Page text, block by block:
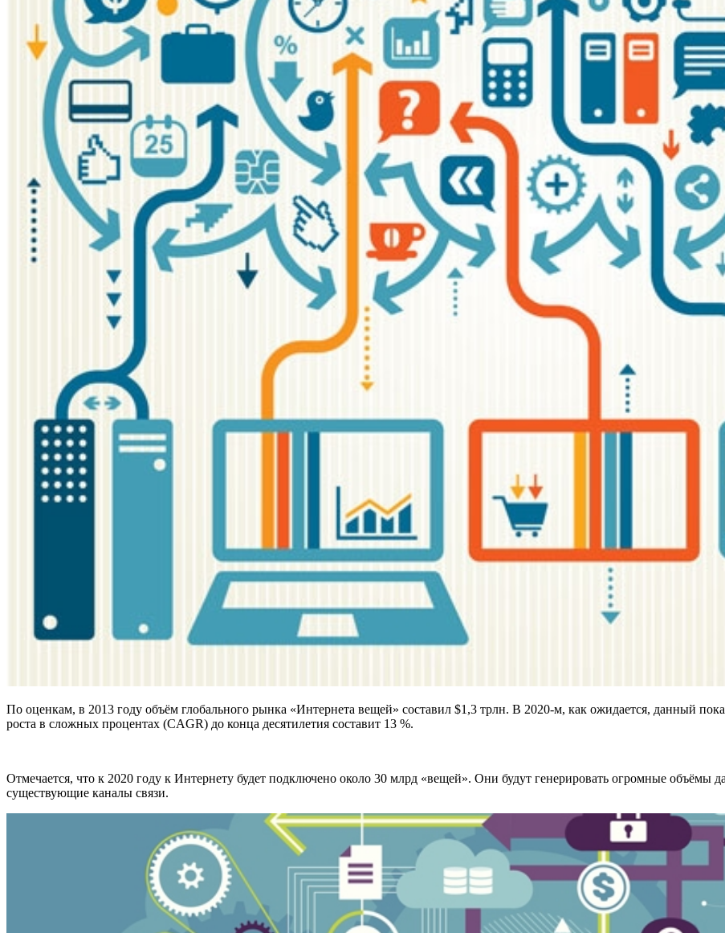
По оценкам, в 2013 году объём глобального рынка «Интернета вещей» составил $1,3 трлн. В 2020-м, как ожидается, данный
роста в сложных процентах (CAGR) до конца десятилетия составит 13 %.
Отмечается, что к 2020 году к Интернету будет подключено около 30 млрд «вещей». Они будут генерировать огромные объёмы
существующие каналы связи.